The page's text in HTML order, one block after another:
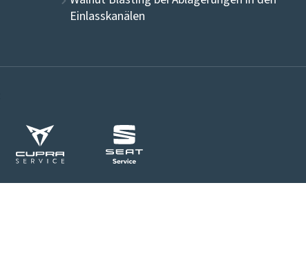
Einlasskanälen